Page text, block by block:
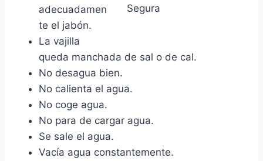
adecuadamen
te el jabón.
La vajilla
queda manchada de sal o de cal.
No desagua bien.
No calienta el agua.
No coge agua.
No para de cargar agua.
Se sale el agua.
Vacía agua constantemente.